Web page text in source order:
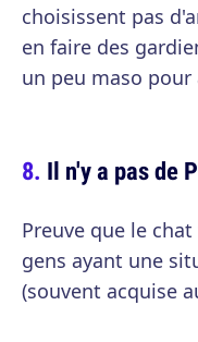
choisissent pas
en faire des
un peu maso
Il n'y a pas de
Preuve que le
gens ayant une
(souvent acquise